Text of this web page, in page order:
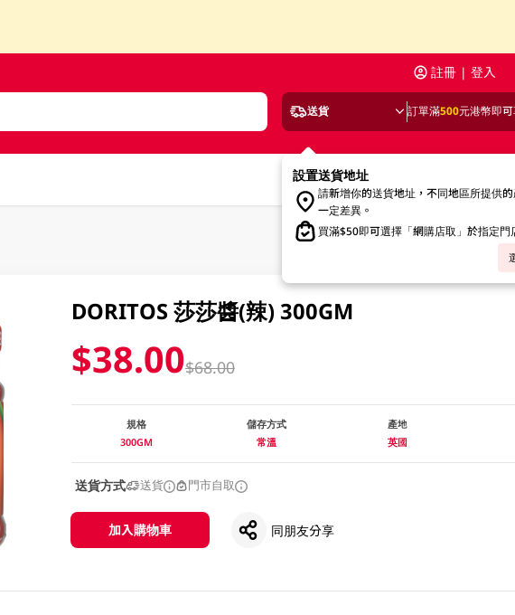
註冊 | 登入
送貨 訂單滿500元港幣即
設置送貨地址
請新增你的送貨地址，不同地區所提供
一定差異。
買滿$50即可選擇「網購店取」於指定門
DORITOS 莎莎醬(辣) 300GM
$38.00$68.00
規格
300GM
儲存方式
常溫
產地
英國
送貨方式 送貨 門市自取
加入購物車 同朋友分享